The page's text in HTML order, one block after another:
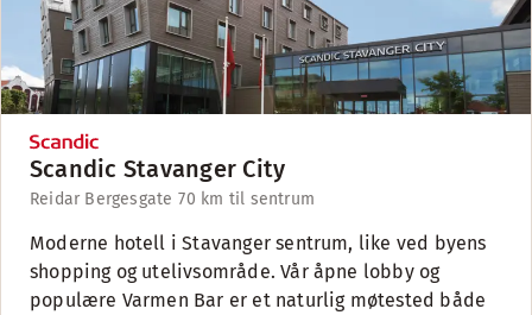
Scandic Stavanger City
Reidar Bergesgate 70 km til sentrum
Moderne hotell i Stavanger sentrum, like ved byens
shopping og utelivsområde. Vår åpne lobby og
populære Varmen Bar er et naturlig møtested både